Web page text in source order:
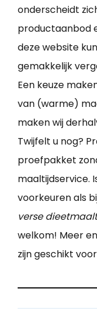
onderscheidt
productaanbod
deze website
gemakkelijk
Een keuze
van (warme)
maken wij
Twijfelt u nog?
proefpakket
maaltijdservice.
voorkeuren als
verse
welkom! Meer
zijn geschikt